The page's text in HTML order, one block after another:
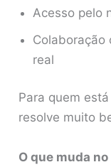
Acesso pelo
Colaboração
real
Para quem
resolve muito
O que muda